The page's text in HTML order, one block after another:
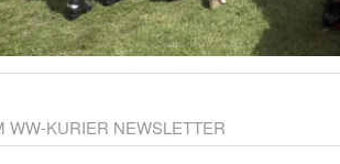
WW-KURIER NEWSLETTER